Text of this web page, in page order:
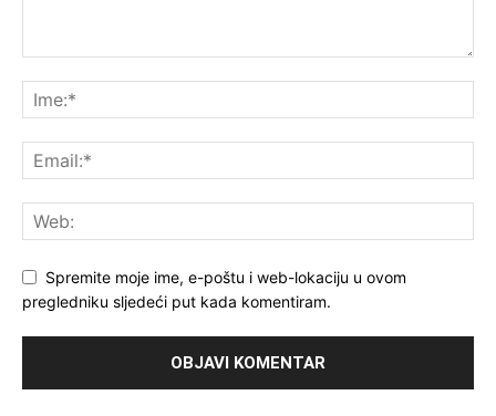
Spremite moje ime, e-poštu i web-lokaciju u ovom
pregledniku sljedeći put kada komentiram.